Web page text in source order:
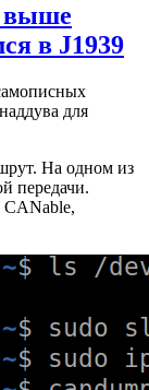
выше
в J1939
для
На одном из
передачи.
CANable,